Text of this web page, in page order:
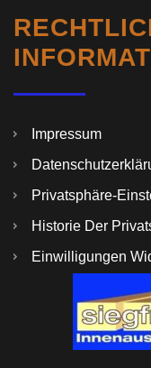
Impressum
Privatsphäre-
Historie Der
Einwilligungen